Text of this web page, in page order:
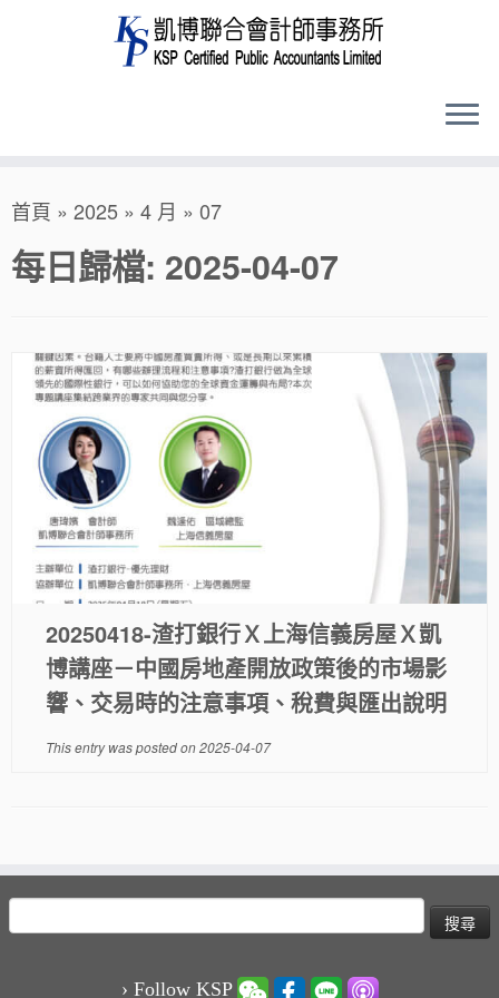
to
content
首頁 » 2025 » 4 月 » 07
每日歸檔: 2025-04-07
20250418-渣打銀行Ｘ上海信義房屋Ｘ凱
博講座－中國房地產開放政策後的市場影
響、交易時的注意事項、稅費與匯出說明
This entry was posted on2025-04-07
尋
› Follow KSP